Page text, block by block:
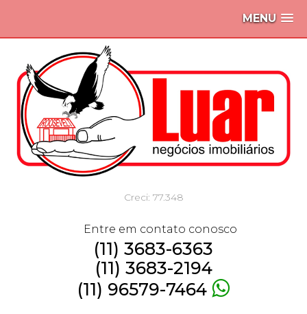
MENU
Creci: 77.348
Entre em contato conosco
(11) 3683-6363
(11) 3683-2194
(11) 96579-7464